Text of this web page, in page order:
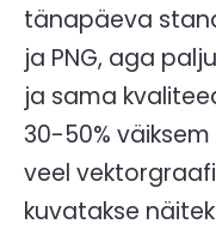
tänapäeva
ja PNG, aga
ja sama
30-50% väiksem
veel
kuvatakse